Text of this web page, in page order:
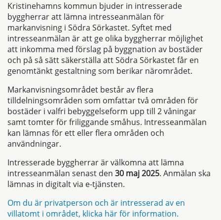
Kristinehamns kommun bjuder in intresserade
byggherrar att lämna intresseanmälan för
markanvisning i Södra Sörkastet. Syftet med
intresseanmälan är att ge olika byggherrar möjlighet
att inkomma med förslag på byggnation av bostäder
och på så sätt säkerställa att Södra Sörkastet får en
genomtänkt gestaltning som berikar närområdet.
Markanvisningsområdet består av flera
tilldelningsområden som omfattar två områden för
bostäder i valfri bebyggelseform upp till 2 våningar
samt tomter för friliggande småhus. Intresseanmälan
kan lämnas för ett eller flera områden och
användningar.
Intresserade byggherrar är välkomna att lämna
intresseanmälan senast den 30 maj 2025. Anmälan ska
lämnas in digitalt via e-tjänsten.
Om du är privatperson och är intresserad av en
villatomt i området, klicka här för information.